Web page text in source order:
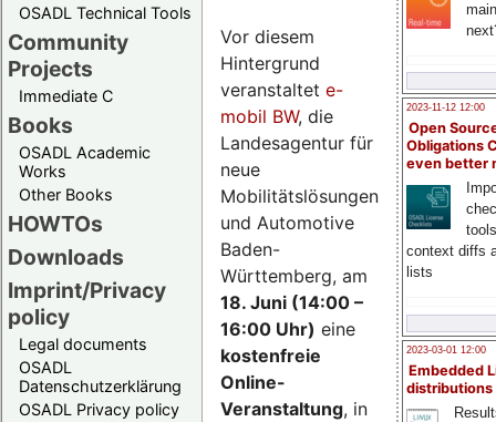
OSADL Technical Tools
Community
Projects
Immediate C
Books
OSADL Academic
Works
Other Books
HOWTOs
Downloads
Imprint/Privacy
policy
Legal documents
OSADL
Datenschutzerklärung
OSADL Privacy policy
2023-11-12 12:00
Open
Obligations
even better
context diffs
lists
2023-03-01 12:00
Embedded
distributions
Vor diesem
Hintergrund
veranstaltet e-
mobil BW, die
Landesagentur für
neue
Mobilitätslösungen
und Automotive
Baden-
Württemberg, am
18. Juni (14:00 –
16:00 Uhr) eine
kostenfreie
Online-
Veranstaltung, in